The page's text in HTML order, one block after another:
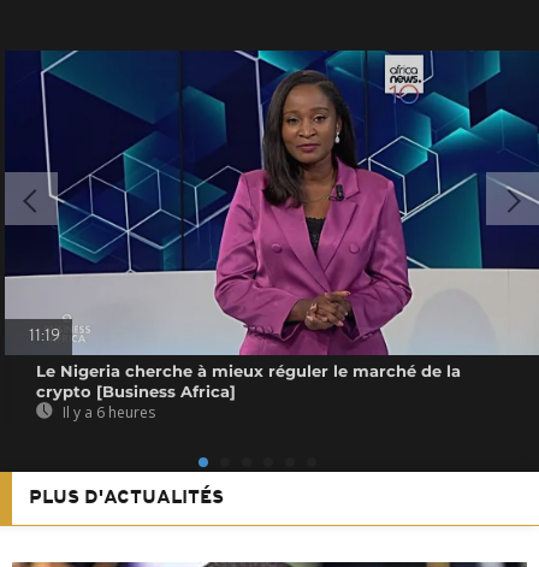
11:19
Le Nigeria cherche à mieux réguler le marché de la
crypto [Business Africa]
Il y a 6 heures
PLUS D'ACTUALITÉS